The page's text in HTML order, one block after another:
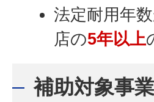
法定耐用年
店の5年以上
補助対象事